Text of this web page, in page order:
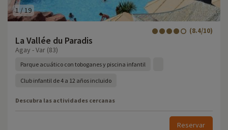
1 /19
La Vallée du Paradis
(8.4/10)
Agay - Var (83)
Parque acuático con toboganes y piscina infantil
Club infantil de 4 a 12 años incluido
Descubra las actividades cercanas
Reservar